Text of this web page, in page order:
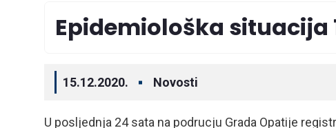
Epidemiološka situacija
15.12.2020. Novosti
U posljednja 24 sata na podrucju Grada Opatije